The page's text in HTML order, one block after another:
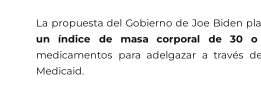
La propuesta del Gobierno de Joe Biden
un índice de masa corporal de 30 o
medicamentos para adelgazar a través
Medicaid.